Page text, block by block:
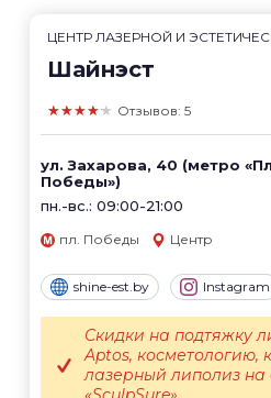
ЦЕНТР ЛАЗЕРНОЙ И
Шайнэст
★★★★★ Отзывов: 5
ул. Захарова, 40 (метро
Победы»)
пн.-вс.: 09:00-21:00
пл. Победы Центр
shine-est.by Instagram
Скидки на подтяжку
Aptos, косметологию,
лазерный липолиз на